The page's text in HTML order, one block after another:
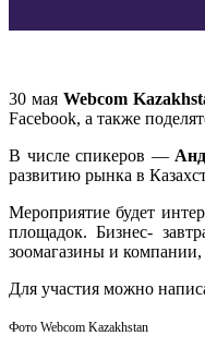
30 мая Webcom
Facebook, а также
В числе спикеров —
развитию рынка в
Мероприятие будет
площадок. Бизнес-
зоомагазины и
Для участия можно
Фото Webcom Kazakhstan